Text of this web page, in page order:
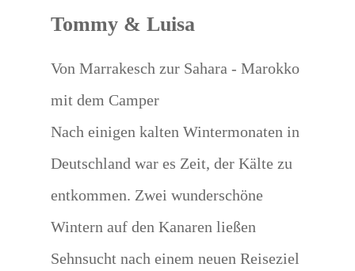
Tommy & Luisa
Von Marrakesch zur Sahara - Marokko
mit dem Camper
Nach einigen kalten Wintermonaten in
Deutschland war es Zeit, der Kälte zu
entkommen. Zwei wunderschöne
Wintern auf den Kanaren ließen
Sehnsucht nach einem neuen Reiseziel